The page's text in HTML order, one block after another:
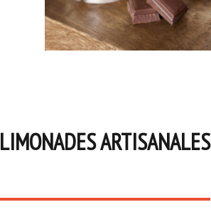
LIMONADES ARTISANALES